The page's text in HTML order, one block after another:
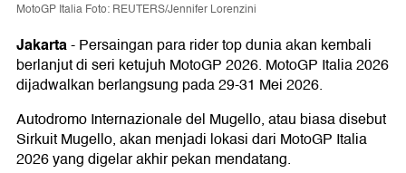
MotoGP Italia Foto: REUTERS/Jennifer Lorenzini
Jakarta-Persaingan para rider top dunia akan kembali
berlanjut di seri ketujuh MotoGP 2026. MotoGP Italia 2026
dijadwalkan berlangsung pada 29-31 Mei 2026.
Autodromo Internazionale del Mugello, atau biasa disebut
Sirkuit Mugello, akan menjadi lokasi dari MotoGP Italia
2026 yang digelar akhir pekan mendatang.